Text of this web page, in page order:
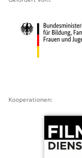
Kooperationen: